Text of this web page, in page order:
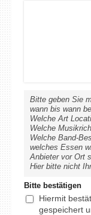
Bitte geben Sie
wann bis wann
Welche Art
Welche
Welche Band-
welches Essen
Anbieter vor Ort
Hier bitte nicht
Bitte bestätigen
Hiermit
gespeichert